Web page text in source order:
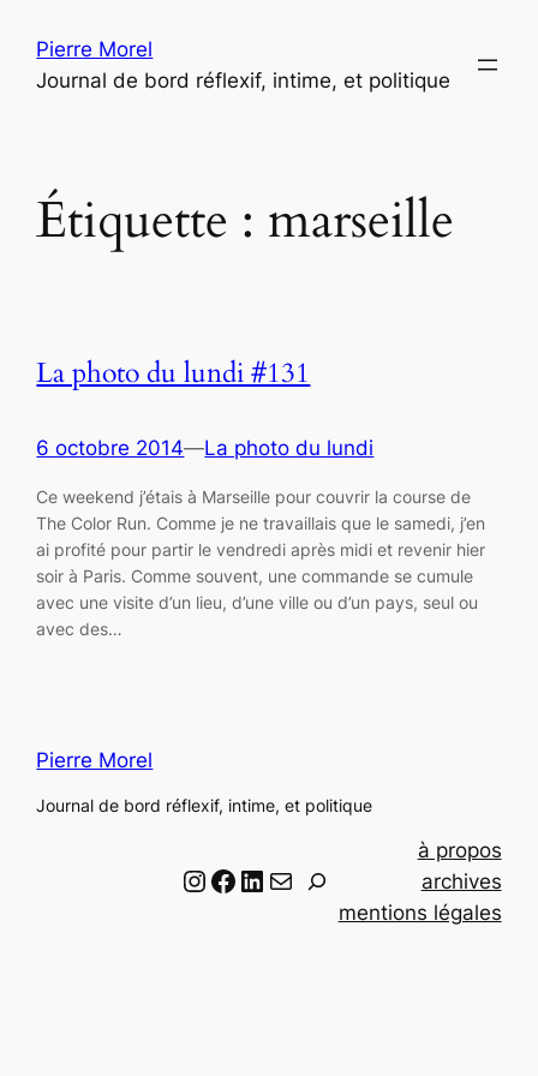
contenu
Pierre Morel
Journal de bord réflexif, intime, et politique
Étiquette : marseille
La photo du lundi #131
6 octobre 2014—La photo du lundi
Ce weekend j’étais à Marseille pour couvrir la course de
The Color Run. Comme je ne travaillais que le samedi, j’en
ai profité pour partir le vendredi après midi et revenir hier
soir à Paris. Comme souvent, une commande se cumule
avec une visite d’un lieu, d’une ville ou d’un pays, seul ou
avec des…
Pierre Morel
Journal de bord réflexif, intime, et politique
Instagram Facebook LinkedIn Email
à propos
archives
mentions légales